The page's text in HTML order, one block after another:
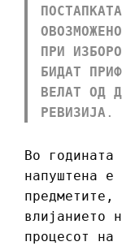
ПРИ
БИДАТ
ВЕЛАТ ОД
РЕВИЗИЈА .
Во годината
напуштена е
влијанието
процесот на